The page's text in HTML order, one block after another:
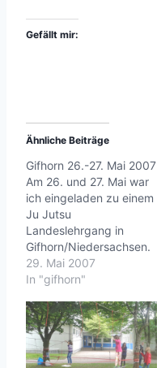
Gefällt mir:
Ähnliche Beiträge
Gifhorn 26.-27. Mai 2007
Am 26. und 27. Mai war
ich eingeladen zu einem
Ju Jutsu
Landeslehrgang in
Gifhorn/Niedersachsen.
Also rein ins Flugzeug
und ab die Post.Auf dem
natürlich wieder zur
Sache:Abwehr gegen
mehrere
Angreifer,Pratzentrainin
29. Mai 2007
In "gifhorn"